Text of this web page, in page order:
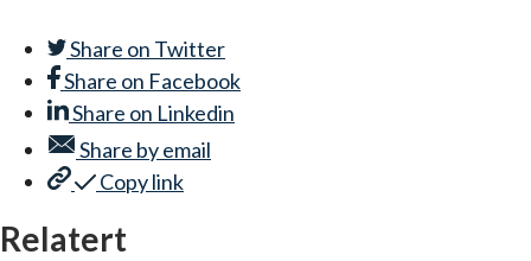
Share on Twitter
Share on Facebook
Share on Linkedin
Share byemail
Copy link
Relatert